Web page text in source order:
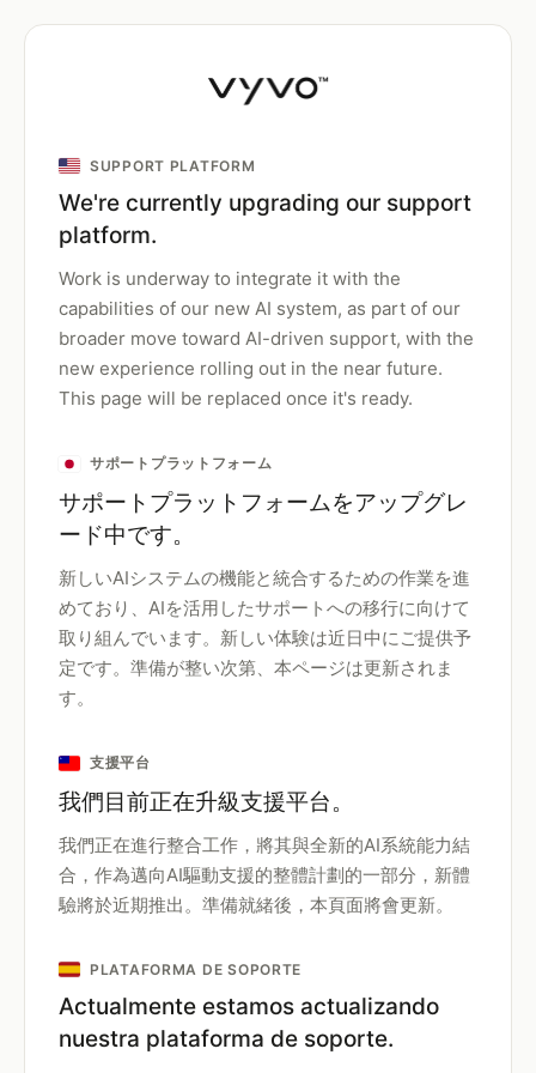
SUPPORT PLATFORM
We're currently upgrading our support
platform.
Work is underway to integrate it with the
capabilities of our new AI system, as part of our
broader move toward AI-driven support, with the
new experience rolling out in the near future.
This page will be replaced once it's ready.
サポートプラットフォーム
サポートプラットフォームをアップグレ
ード中です。
新しいAIシステムの機能と統合するための作業を進
めており、AIを活用したサポートへの移行に向けて
取り組んでいます。新しい体験は近日中にご提供予
定です。準備が整い次第、本ページは更新されま
す。
支援平台
我們目前正在升級支援平台。
我們正在進行整合工作，將其與全新的AI系統能力結
合，作為邁向AI驅動支援的整體計劃的一部分，新體
驗將於近期推出。準備就緒後，本頁面將會更新。
PLATAFORMA DE SOPORTE
Actualmente estamos actualizando
nuestra plataforma de soporte.